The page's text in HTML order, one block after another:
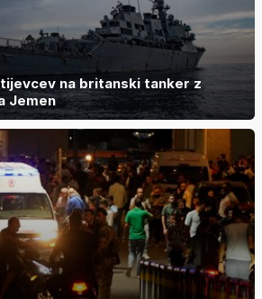
na britanski tanker z
Jemen